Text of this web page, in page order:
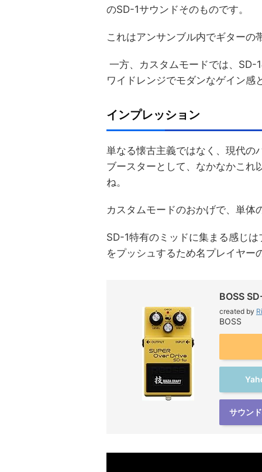
のSD-1サウンドそのものです。
これはアンサンブル内でギターの
一方、カスタムモードでは、SD-
ワイドレンジでモダンなゲイン感
インプレッション
単なる懐古主義ではなく、現代の
ブースターとして、なかなかこれ
ね。
カスタムモードのおかげで、単体
SD-1特有のミッドに集まる感じ
をプッシュするため名プレイヤー
BOSS
created by
BOSS
サウン